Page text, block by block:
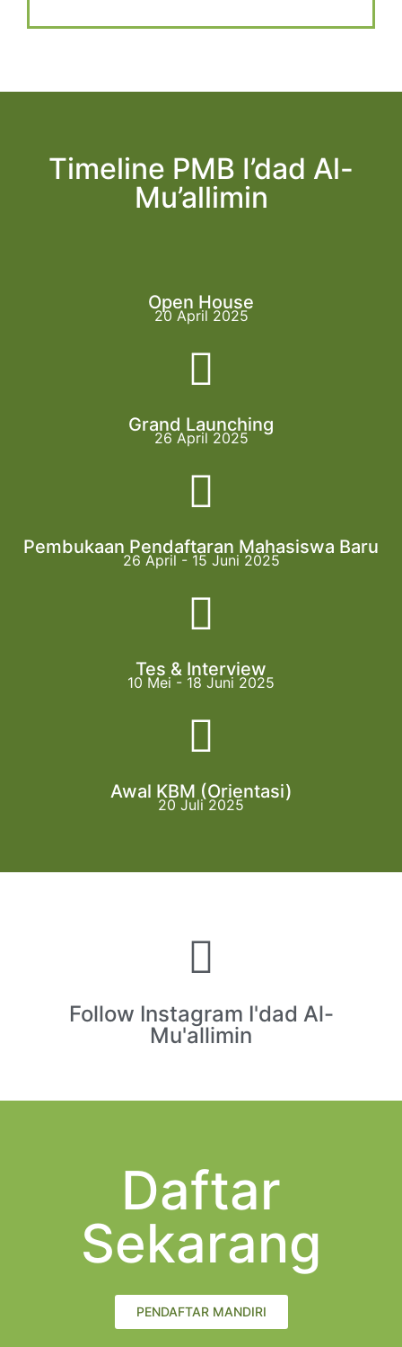
Timeline PMB I’dad Al-
Mu’allimin
Open House
20 April 2025
Grand Launching
26 April 2025
Pembukaan Pendaftaran Mahasiswa Baru
26 April - 15 Juni 2025
Tes & Interview
10 Mei - 18 Juni 2025
Awal KBM (Orientasi)
20 Juli 2025
Follow Instagram I'dad Al-
Mu'allimin
Daftar
Sekarang
PENDAFTAR MANDIRI